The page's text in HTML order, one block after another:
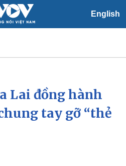
English
Xã hội
Tin 24h
Dự báo thời tiết
Lai đồng hành
tay gỡ “thẻ